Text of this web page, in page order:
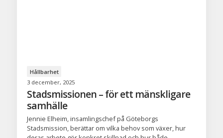
Hållbarhet
3 december, 2025
Stadsmissionen – för ett mänskligare
samhälle
Jennie Elheim, insamlingschef på Göteborgs
Stadsmission, berättar om vilka behov som växer, hur